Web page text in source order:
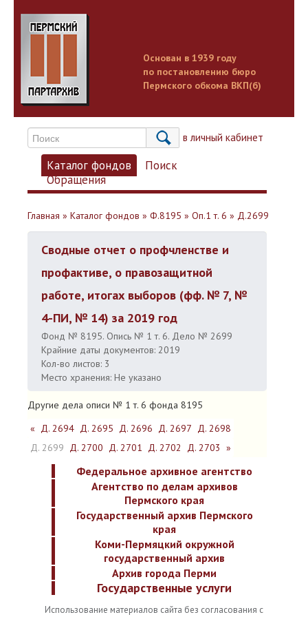
Основан в 1939 году
по постановлению бюро
Пермского обкома ВКП(б)
Вход в личный кабинет
Каталог фондов
Поиск
Обращения
Главная » Каталог фондов » Ф.8195 » Оп.1 т. 6 » Д.2699
Сводные отчет о профчленстве и
профактиве, о правозащитной
работе, итогах выборов (фф. № 7, №
4-ПИ, № 14) за 2019 год
Фонд № 8195. Опись № 1 т. 6. Дело № 2699
Крайние даты документов: 2019
Кол-во листов: 3
Место хранения: Не указано
Другие дела описи № 1 т. 6 фонда 8195
« Д. 2694 Д. 2695 Д. 2696 Д. 2697 Д. 2698
Д. 2699 Д. 2700 Д. 2701 Д. 2702 Д. 2703 »
Федеральное архивное агентство
Агентство по делам архивов
Пермского края
Государственный архив Пермского
края
Коми-Пермяцкий окружной
государственный архив
Архив города Перми
Государственные услуги
Использование материалов сайта без согласования с